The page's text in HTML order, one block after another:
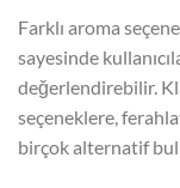
Farklı aroma
sayesinde
değerlendirebilir.
seçeneklere,
birçok alternatif